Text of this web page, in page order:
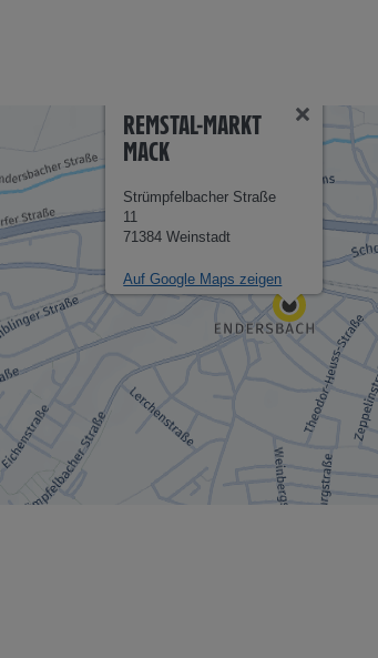
REMSTAL-MARKT
MACK
Strümpfelbacher Straße
11
71384 Weinstadt
Auf Google Maps zeigen